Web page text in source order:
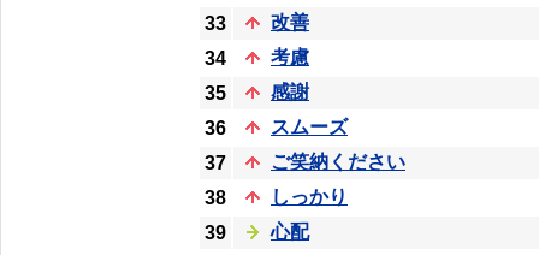
33
改善
34
考慮
35
感謝
36
スムーズ
37
ご笑納ください
38
しっかり
39
心配